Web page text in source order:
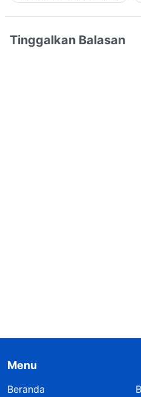
Tinggalkan Balasan
Menu
Beranda